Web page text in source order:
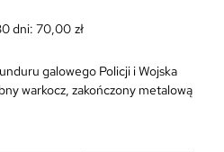
dni: 70,00 zł
galowego Policji i Wojska
warkocz, zakończony metalową